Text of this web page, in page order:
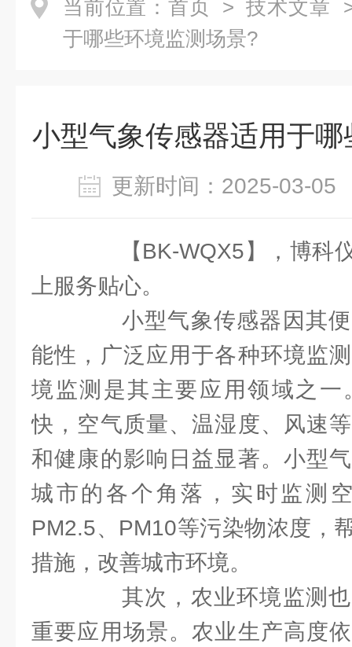
当前位置： 首页 > 技术文章
于哪些环境监测场景?
小型气象传感器适用于
更新时间：2025-03-
【BK-WQX5】，博科仪
上服务贴心。
小型气象传感器因其便
能性，广泛应用于各种环境监
境监测是其主要应用领域之一
快，空气质量、温湿度、风速
和健康的影响日益显著。小型
城市的各个角落，实时监测
PM2.5、PM10等污染物浓度，
措施，改善城市环境。
其次，农业环境监测也
重要应用场景。农业生产高度